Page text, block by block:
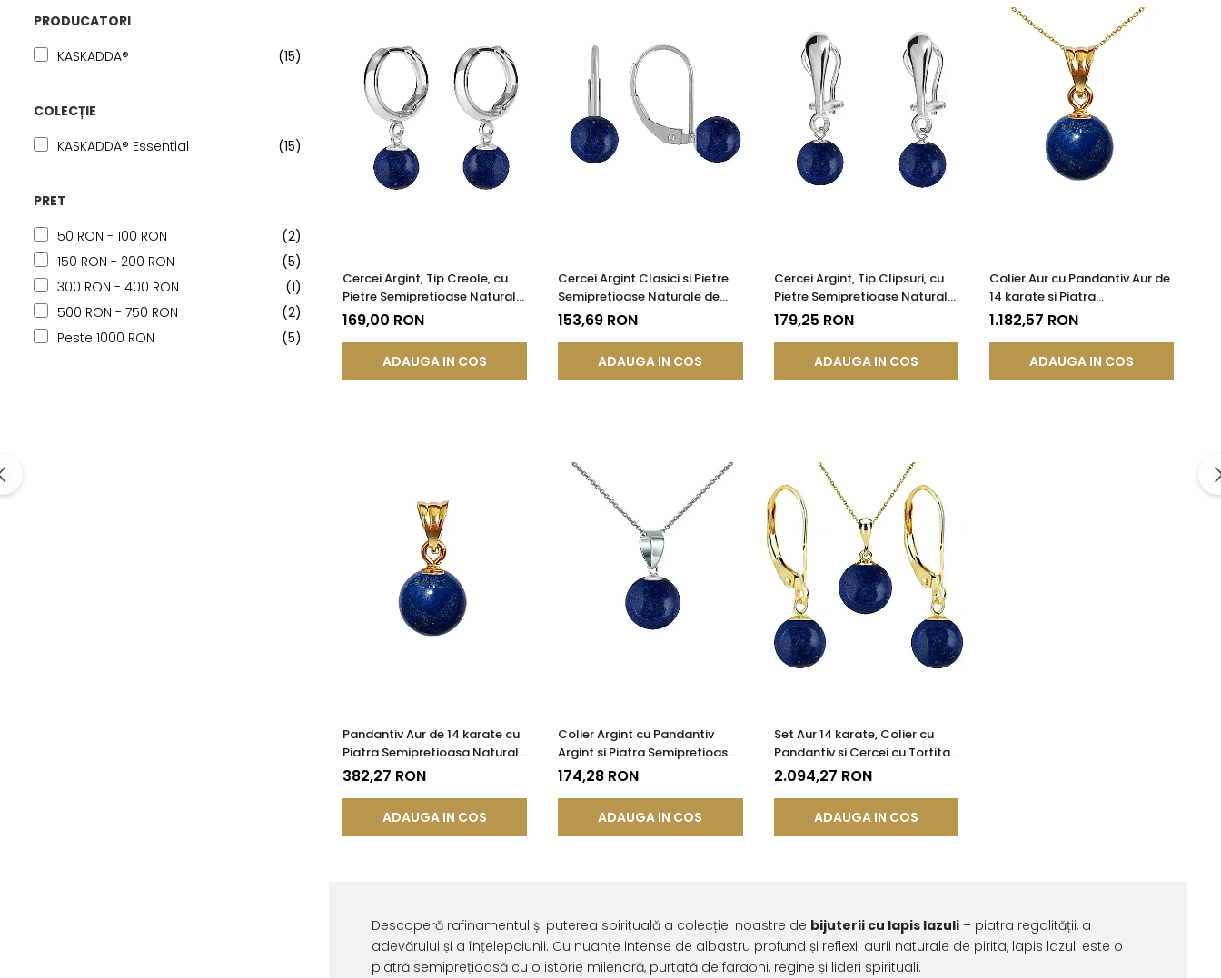
PRODUCATORI
KASKADDA®
(15)
COLECȚIE
KASKADDA® Essential
(15)
PRET
50 RON - 100 RON
(2)
150 RON - 200 RON
(5)
300 RON - 400 RON
(1)
500 RON - 750 RON
(2)
Peste 1000 RON
(5)
Cercei Argint, Tip Creole, cu
Pietre Semipretioase Naturale
de Lapis Lazuli de 8 mm
169,00 RON
ADAUGA IN COS
Cercei Argint Clasici si Pietre
Semipretioase Naturale de
Lapis Lazuli de 8 mm
153,69 RON
ADAUGA IN COS
Cercei Argint, Tip Clipsuri, cu
Pietre Semipretioase Naturale
de Lapis Lazuli de 8 mm
179,25 RON
ADAUGA IN COS
Colier Aur cu Pandantiv Aur de
14 karate si Piatra
Semipretioasa Naturala de
Lapis Lazuli de 8 mm
1.182,57 RON
ADAUGA IN COS
Pandantiv Aur de 14 karate cu
Piatra Semipretioasa Naturala
de Lapis Lazuli de 8 mm
382,27 RON
ADAUGA IN COS
Colier Argint cu Pandantiv
Argint si Piatra Semipretioasa
Naturala de Lapis Lazuli de 8
174,28 RON
ADAUGA IN COS
Set Aur 14 karate, Colier cu
Pandantiv si Cercei cu Tortita
Inchisa cu Pietre
Semipretioase Naturale de
2.094,27 RON
ADAUGA IN COS
Descoperă rafinamentul și puterea spirituală a colecției noastre de bijuterii cu lapis lazuli – piatra regalității, a
adevărului și a înțelepciunii. Cu nuanțe intense de albastru profund și reflexii aurii naturale de pirita, lapis lazuli este o
piatră semiprețioasă cu o istorie milenară, purtată de faraoni, regine și lideri spirituali.